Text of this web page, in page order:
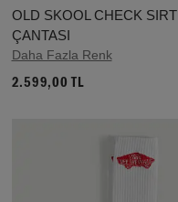
OLD SKOOL CHECK SIRT
ÇANTASI
Daha Fazla Renk
2.599,00 TL